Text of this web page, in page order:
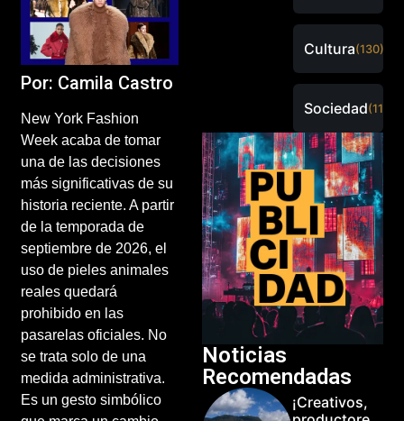
Por: Camila Castro
New York Fashion
Week acaba de tomar
una de las decisiones
más significativas de su
historia reciente. A partir
de la temporada de
septiembre de 2026, el
uso de pieles animales
reales quedará
prohibido en las
pasarelas oficiales. No
se trata solo de una
medida administrativa.
Es un gesto simbólico
Cultura(130)
Sociedad(115)
Noticias
Recomendadas
¡Creativos,